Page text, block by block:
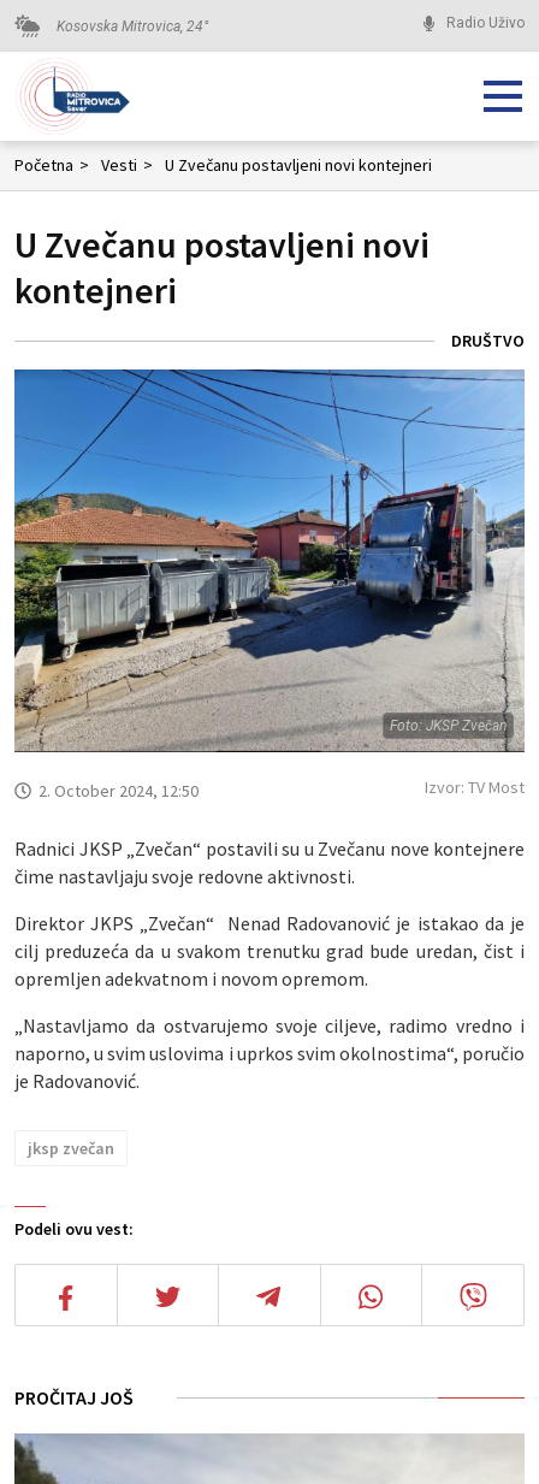
Kosovska Mitrovica, 24° Radio Uživo
Početna > Vesti > U Zvečanu postavljeni novi kontejneri
U Zvečanu postavljeni novi
kontejneri
DRUŠTVO
Foto: JKSP Zvečan
Podeli ovu vest:
2. October 2024, 12:50 Izvor: TV Most
Radnici JKSP „Zvečan“ postavili su u Zvečanu nove kontejnere
čime nastavljaju svoje redovne aktivnosti.
Direktor JKPS „Zvečan“ Nenad Radovanović je istakao da je
cilj preduzeća da u svakom trenutku grad bude uredan, čist i
opremljen adekvatnom i novom opremom.
„Nastavljamo da ostvarujemo svoje ciljeve, radimo vredno i
naporno, u svim uslovima i uprkos svim okolnostima“, poručio
je Radovanović.
jksp zvečan
PROČITAJ JOŠ